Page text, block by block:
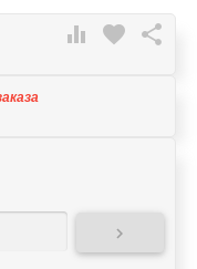
 favorite 
